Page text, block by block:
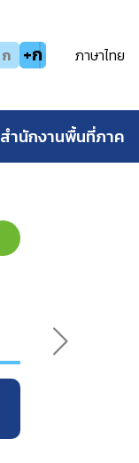
ก +ก ภาษาไทย
สำนักงานพื้นที่ภาค